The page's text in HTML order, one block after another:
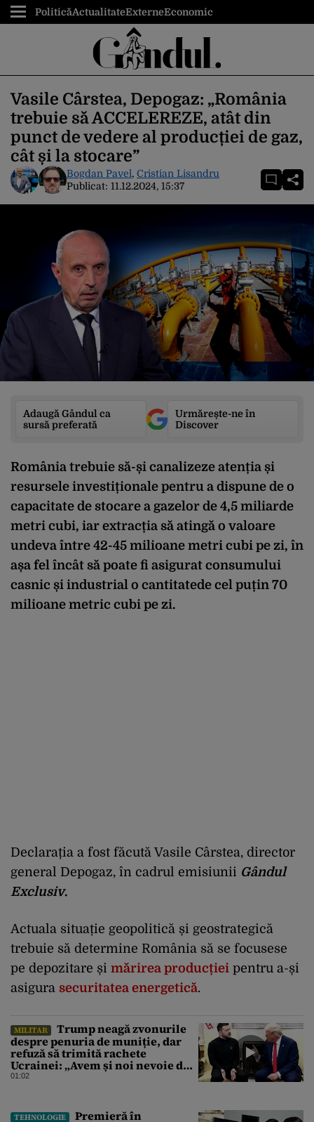
PoliticăActualitateExterneEconomic
Vasile Cârstea, Depogaz: „România
trebuie să ACCELEREZE, atât din
punct de vedere al producției de gaz,
cât și la stocare”
Bogdan Pavel, Cristian Lisandru
Publicat: 11.12.2024, 15:37
Adaugă Gândul ca
sursă preferată
Urmărește-ne în
Discover
România trebuie să-și canalizeze atenția și
resursele investiționale pentru a dispune de o
capacitate de stocare a gazelor de 4,5 miliarde
metri cubi, iar extracția să atingă o valoare
undeva între 42-45 milioane metri cubi pe zi, în
așa fel încât să poate fi asigurat consumului
casnic și industrial o cantitatede cel puțin 70
milioane metric cubi pe zi.
Declarația a fost făcută Vasile Cârstea, director
general Depogaz, în cadrul emisiunii Gândul
Exclusiv.
Actuala situație geopolitică și geostrategică
trebuie să determine România să se focusese
pe depozitare și mărirea producției pentru a-și
asigura securitatea energetică.
MILITAR
Trump neagă zvonurile
despre penuria de muniție, dar
refuză să trimită rachete
Ucrainei: „Avem și noi nevoie de
rachete”
01:02
TEHNOLOGIE
Premieră în